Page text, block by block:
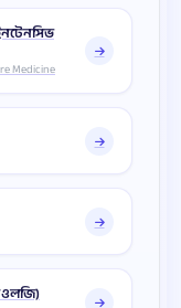
Medicine